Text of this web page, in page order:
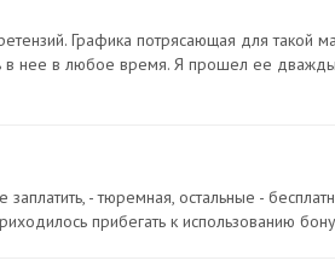
Графика потрясающая для такой
в нее в любое время. Я прошел ее
заплатить, - тюремная, остальные -
прибегать к использованию